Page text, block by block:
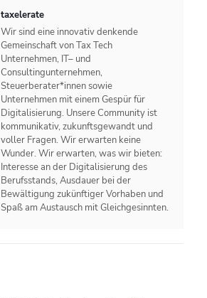
taxelerate
Wir sind eine innovativ denkende
Gemeinschaft von Tax Tech
Unternehmen, IT– und
Consultingunternehmen,
Steuerberater*innen sowie
Unternehmen mit einem Gespür für
Digitalisierung. Unsere Community ist
kommunikativ, zukunftsgewandt und
voller Fragen. Wir erwarten keine
Wunder. Wir erwarten, was wir bieten:
Interesse an der Digitalisierung des
Berufsstands, Ausdauer bei der
Bewältigung zukünftiger Vorhaben und
Spaß am Austausch mit Gleichgesinnten.